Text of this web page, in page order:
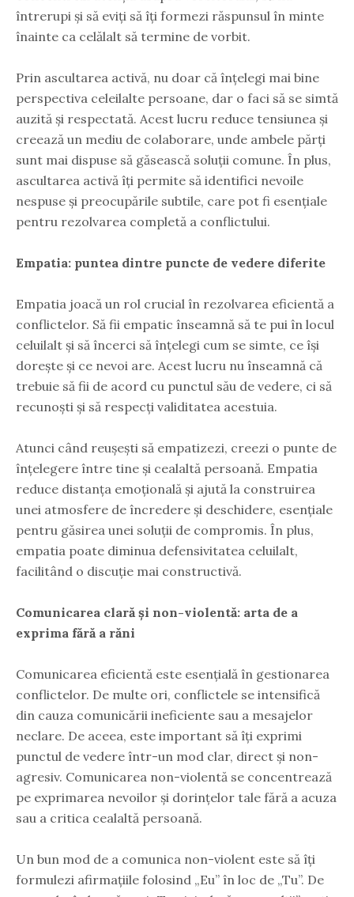
întrerupi și să eviți să îți formezi răspunsul în minte
înainte ca celălalt să termine de vorbit.
Prin ascultarea activă, nu doar că înțelegi mai bine
perspectiva celeilalte persoane, dar o faci să se simtă
auzită și respectată. Acest lucru reduce tensiunea și
creează un mediu de colaborare, unde ambele părți
sunt mai dispuse să găsească soluții comune. În plus,
ascultarea activă îți permite să identifici nevoile
nespuse și preocupările subtile, care pot fi esențiale
pentru rezolvarea completă a conflictului.
Empatia: puntea dintre puncte de vedere diferite
Empatia joacă un rol crucial în rezolvarea eficientă a
conflictelor. Să fii empatic înseamnă să te pui în locul
celuilalt și să încerci să înțelegi cum se simte, ce își
dorește și ce nevoi are. Acest lucru nu înseamnă că
trebuie să fii de acord cu punctul său de vedere, ci să
recunoști și să respecți validitatea acestuia.
Atunci când reușești să empatizezi, creezi o punte de
înțelegere între tine și cealaltă persoană. Empatia
reduce distanța emoțională și ajută la construirea
unei atmosfere de încredere și deschidere, esențiale
pentru găsirea unei soluții de compromis. În plus,
empatia poate diminua defensivitatea celuilalt,
facilitând o discuție mai constructivă.
Comunicarea clară și non-violentă: arta de a
exprima fără a răni
Comunicarea eficientă este esențială în gestionarea
conflictelor. De multe ori, conflictele se intensifică
din cauza comunicării ineficiente sau a mesajelor
neclare. De aceea, este important să îți exprimi
punctul de vedere într-un mod clar, direct și non-
agresiv. Comunicarea non-violentă se concentrează
pe exprimarea nevoilor și dorințelor tale fără a acuza
sau a critica cealaltă persoană.
Un bun mod de a comunica non-violent este să îți
formulezi afirmațiile folosind „Eu” în loc de „Tu”. De